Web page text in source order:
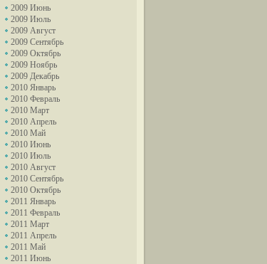
2009 Июнь
2009 Июль
2009 Август
2009 Сентябрь
2009 Октябрь
2009 Ноябрь
2009 Декабрь
2010 Январь
2010 Февраль
2010 Март
2010 Апрель
2010 Май
2010 Июнь
2010 Июль
2010 Август
2010 Сентябрь
2010 Октябрь
2011 Январь
2011 Февраль
2011 Март
2011 Апрель
2011 Май
2011 Июнь